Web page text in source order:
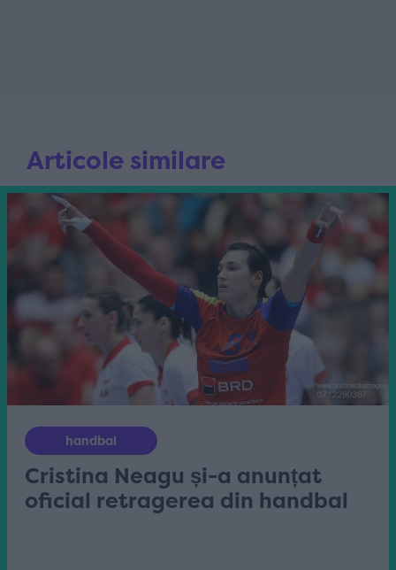
Articole similare
handbal
Cristina Neagu și-a anunțat
oficial retragerea din handbal